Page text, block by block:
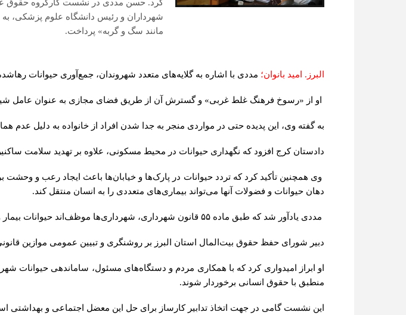
کرد. حسن مددی در نشست کارگروه حقوق
شهرداران و رئیس دانشگاه علوم پزشکی،
مانند سگ و گربه» پرداخت.
البرز. امید بانوان؛ مددی با اشاره به گلایه‌های متعدد شهروندان، جمع‌آوری حیوانات
او از «رسوخ فرهنگ غلط غربی» و گسترش آن از طریق فضای مجازی به عنوان عامل
به گفته وی، این پدیده حتی در مواردی منجر به جدا شدن افراد از خانواده به دلیل
دادستان کرج افزود که نگهداری حیوانات در محیط مسکونی، علاوه بر تهدید سلامت
وی همچنین تأکید کرد که تردد حیوانات در پارک‌ها و خیابان‌ها باعث ایجاد رعب و وحشت
دهان حیوانات و فضولات آنها می‌تواند بیماری‌های متعددی را به انسان منتقل کند.
مددی یادآور شد که طبق ماده ۵۵ قانون شهرداری، شهرداری‌ها موظف‌اند حیوانات
دبیر شورای حفظ حقوق بیت‌المال استان البرز بر روشنگری و تبیین عمومی موازین
او ابراز امیدواری کرد که با همکاری مردم و دستگاه‌های مسئول، ساماندهی
منطبق با حقوق انسانی برخوردار شوند.
این نشست گامی در جهت اتخاذ تدابیر کارساز برای حل این معضل اجتماعی و بهداشتی